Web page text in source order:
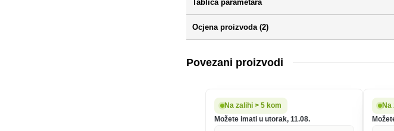
Tablica parametara
Ocjena proizvoda (2)
Povezani proizvodi
Na zalihi > 5 kom
Možete imati u utorak, 11.08.
Na